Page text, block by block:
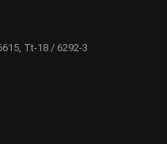
Tt-18 / 6292-3